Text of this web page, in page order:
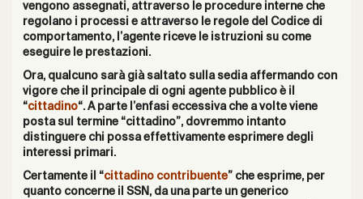
vengono assegnati, attraverso le procedure interne che
regolano i processi e attraverso le regole del Codice di
comportamento, l’agente riceve le istruzioni su come
eseguire le prestazioni.
Ora, qualcuno sarà già saltato sulla sedia affermando con
vigore che il principale di ogni agente pubblico è il
“cittadino“. A parte l’enfasi eccessiva che a volte viene
posta sul termine “cittadino”, dovremmo intanto
distinguere chi possa effettivamente esprimere degli
interessi primari.
Certamente il “cittadino contribuente” che esprime, per
quanto concerne il SSN, da una parte un generico